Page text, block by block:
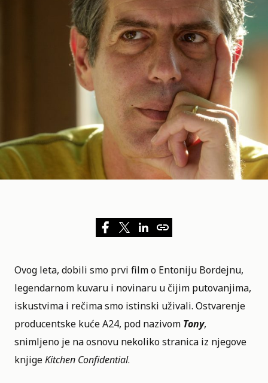
Ovog leta, dobili smo prvi filmo Entoniju Bordejnu,
legendarnom kuvaru i novinaru u čijim putovanjima,
iskustvima i rečima smo istinski uživali. Ostvarenje
producentske kuće A24, pod nazivom Tony,
snimljeno je na osnovu nekoliko stranica iz njegove
knjigeKitchen Confidential.